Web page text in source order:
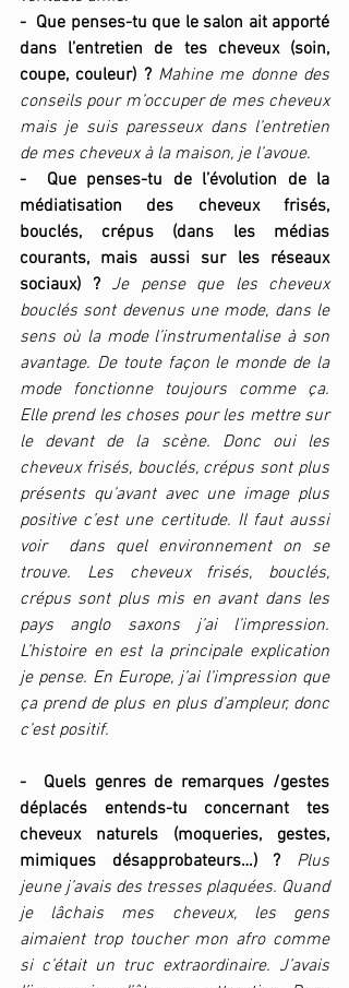
-  Que penses-tu que le salon ait apporté
dans l’entretien de tes cheveux (soin,
coupe, couleur) ? Mahine me donne des
conseils pour m’occuper de mes cheveux
mais je suis paresseux dans l’entretien
de mes cheveux à la maison, je l’avoue.
-  Que penses-tu de l’évolution de la
médiatisation des cheveux frisés,
bouclés, crépus (dans les médias
courants, mais aussi sur les réseaux
sociaux) ? Je pense que les cheveux
bouclés sont devenus une mode, dans le
sens où la mode l’instrumentalise à son
avantage. De toute façon le monde de la
mode fonctionne toujours comme ça.
Elle prend les choses pour les mettre sur
le devant de la scène. Donc oui les
cheveux frisés, bouclés, crépus sont plus
présents qu’avant avec une image plus
positive c’est une certitude. Il faut aussi
voir  dans quel environnement on se
trouve. Les cheveux frisés, bouclés,
crépus sont plus mis en avant dans les
pays anglo saxons j’ai l’impression.
L’histoire en est la principale explication
je pense. En Europe, j’ai l’impression que
ça prend de plus en plus d’ampleur, donc
c’est positif.
-  Quels genres de remarques /gestes
déplacés entends-tu concernant tes
cheveux naturels (moqueries, gestes,
mimiques désapprobateurs…) ?
Plus
jeune j’avais des tresses plaquées. Quand
je lâchais mes cheveux, les gens
aimaient trop toucher mon afro comme
si c’était un truc extraordinaire. J’avais